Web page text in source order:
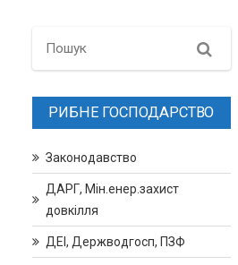
Search
РИБНЕ ГОСПОДАРСТВО
Законодавство
ДАРГ, Мін.енер.захист
довкілля
ДЕІ, Держводгосп, ПЗФ